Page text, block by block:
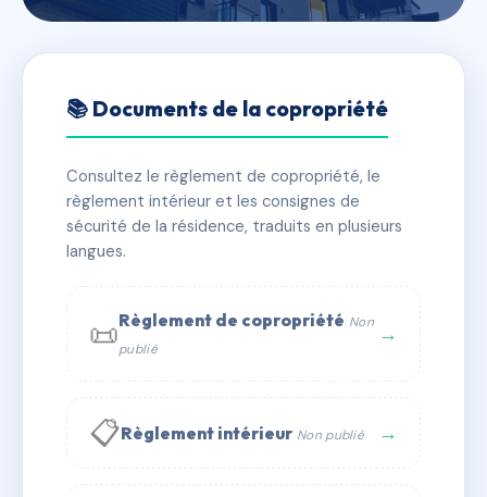
2 RUE LEO DROUYN
BORDEAUX
📍 2 r leo drouyn 33000 Bordeaux
✓ Immatriculée 🏠 11 lots 🏗 1 bâtiment(s)
📞 Contacter Syndic Digital 💬 WhatsApp
✉ Email
📚 Documents de la copropriété
Consultez le règlement de copropriété, le
règlement intérieur et les consignes de
sécurité de la résidence, traduits en plusieurs
langues.
📜Règlement de copropriété Non
publié
→
📋Règlement intérieur Non publié →